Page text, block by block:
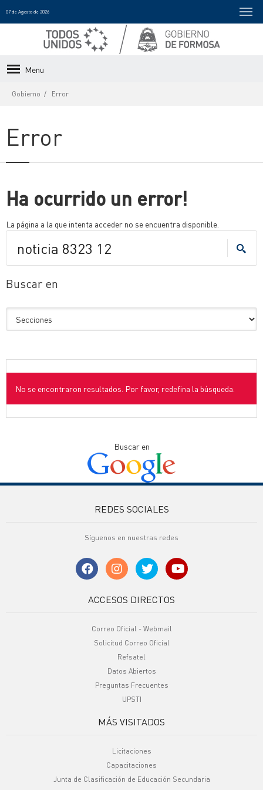
07 de Agosto de 2026
Menu
Gobierno Error
Error
Ha ocurrido un error!
La página a la que intenta acceder no se encuentra disponible.
Buscar en
No se encontraron resultados. Por favor, redefina la búsqueda.
Buscar en
REDES SOCIALES
Síguenos en nuestras redes
ACCESOS DIRECTOS
Correo Oficial - Webmail
Solicitud Correo Oficial
Refsatel
Datos Abiertos
Preguntas Frecuentes
UPSTI
MÁS VISITADOS
Licitaciones
Capacitaciones
Junta de Clasificación de Educación Secundaria